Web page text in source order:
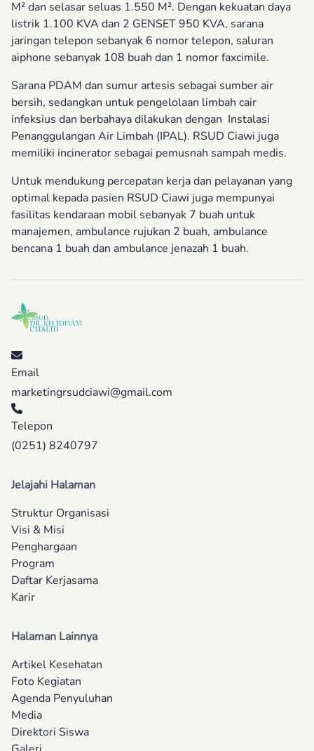
M² dan selasar seluas 1.550 M². Dengan kekuatan daya
listrik 1.100 KVA dan 2 GENSET 950 KVA, sarana
jaringan telepon sebanyak 6 nomor telepon, saluran
aiphone sebanyak 108 buah dan 1 nomor faxcimile.
Sarana PDAM dan sumur artesis sebagai sumber air
bersih, sedangkan untuk pengelolaan limbah cair
infeksius dan berbahaya dilakukan dengan Instalasi
Penanggulangan Air Limbah (IPAL). RSUD Ciawi juga
memiliki incinerator sebagai pemusnah sampah medis.
Untuk mendukung percepatan kerja dan pelayanan yang
optimal kepada pasien RSUD Ciawi juga mempunyai
fasilitas kendaraan mobil sebanyak 7 buah untuk
manajemen, ambulance rujukan 2 buah, ambulance
bencana 1 buah dan ambulance jenazah 1 buah.
Email
marketingrsudciawi@gmail.com
Telepon
(0251) 8240797
Jelajahi Halaman
Struktur Organisasi
Visi & Misi
Penghargaan
Program
Daftar Kerjasama
Karir
Halaman Lainnya
Artikel Kesehatan
Foto Kegiatan
Agenda Penyuluhan
Media
Direktori Siswa